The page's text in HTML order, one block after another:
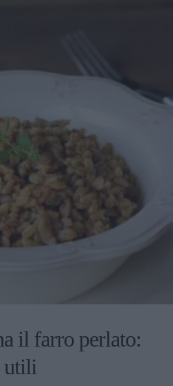
il farro perlato:
utili